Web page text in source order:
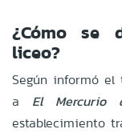
¿Cómo se
liceo?
Según informó el
a El Mercurio
establecimiento